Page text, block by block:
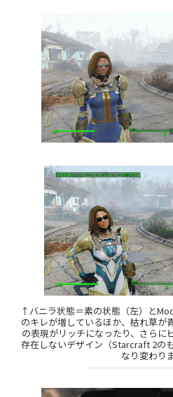
↑バニラ状態＝素の状態（左）と
のキレが増しているほか、枯れ草が
の表現がリッチになったり、さらに
存在しないデザイン（Starcraft 2の
なり変わり